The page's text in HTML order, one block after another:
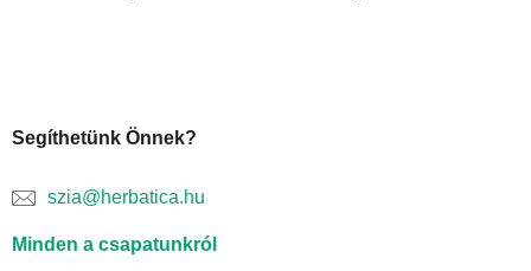
Segíthetünk Önnek?
szia@herbatica.hu
Minden a csapatunkról